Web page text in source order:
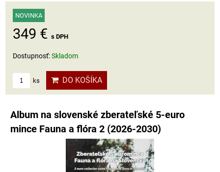
NOVINKA
349 € s DPH
Dostupnosť:Skladom
ks DO KOŠÍKA
Album na slovenské zberateľské 5-euro
mince Fauna a flóra 2 (2026-2030)